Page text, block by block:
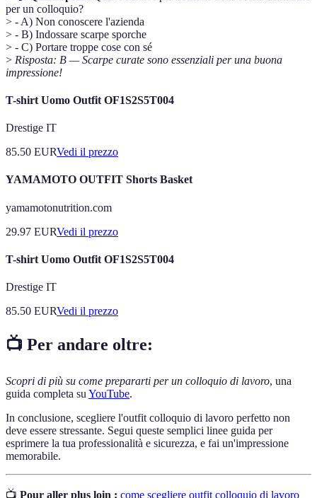
per un colloquio?
> - A) Non conoscere l'azienda
> - B) Indossare scarpe sporche
> - C) Portare troppe cose con sé
> Risposta: B — Scarpe curate sono essenziali per una buona
impressione!
T-shirt Uomo Outfit OF1S2S5T004
Drestige IT
85.50 EURVedi il prezzo
YAMAMOTO OUTFIT Shorts Basket
yamamotonutrition.com
29.97 EURVedi il prezzo
T-shirt Uomo Outfit OF1S2S5T004
Drestige IT
85.50 EURVedi il prezzo
📺 Per andare oltre:
Scopri di più su come prepararti per un colloquio di lavoro, una
guida completa su YouTube.
In conclusione, scegliere l'outfit colloquio di lavoro perfetto non
deve essere stressante. Segui queste semplici linee guida per
esprimere la tua professionalità e sicurezza, e fai un'impressione
memorabile.
📺 Pour aller plus loin : come scegliere outfit colloquio di lavoro